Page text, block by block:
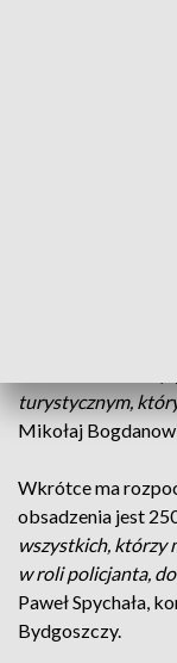
turystycznym,
Mikołaj
Wkrótce ma
obsadzenia jest
wszystkich, którzy
w roli policjanta,
Paweł Spychała,
Bydgoszczy.